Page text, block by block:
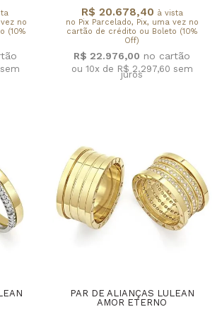
no
(10%
sem
R$ 20.678,40 à vista
no Pix Parcelado, Pix, uma vez no
cartão de crédito ou Boleto (10%
Off)
R$ 22.976,00
ou 10x de R$ 2.297,60 sem
juros
PAR DE ALIANÇAS LULEAN
AMOR ETERNO